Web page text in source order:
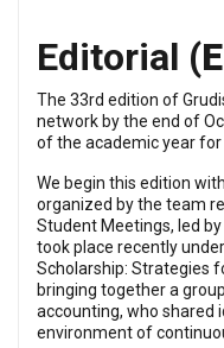
Editorial
The 33rd edition of
network by the end of
of the academic year
We begin this edition
organized by the team
Student Meetings, led
took place recently
Scholarship: Strategies
bringing together a
accounting, who shared
environment of